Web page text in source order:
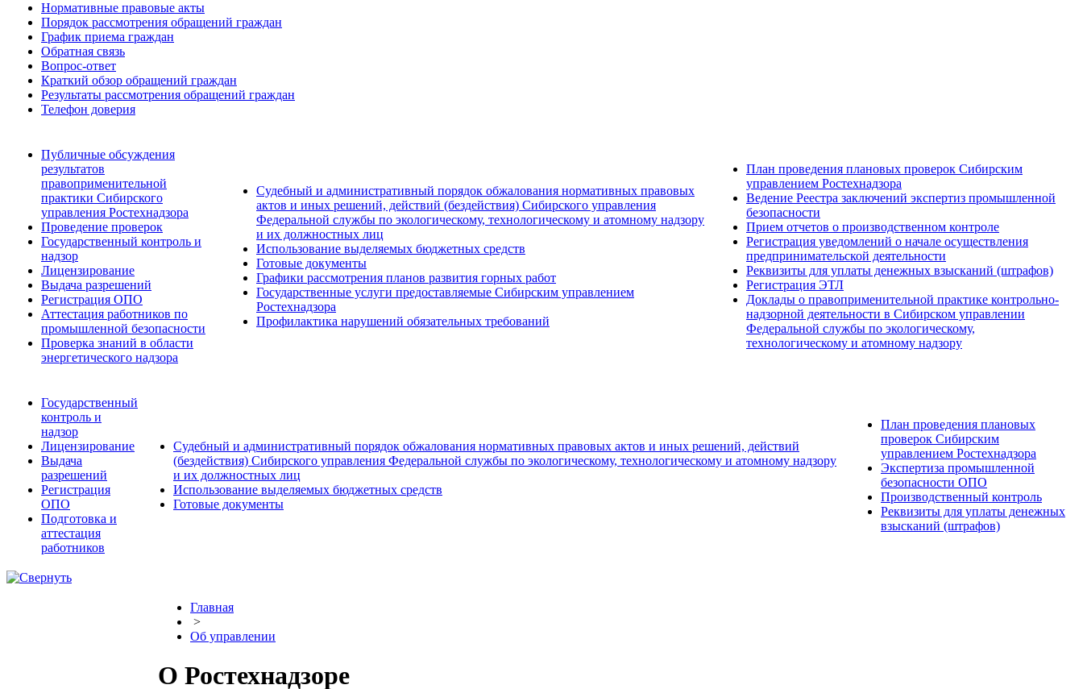
Нормативные правовые акты
Порядок рассмотрения обращений граждан
График приема граждан
Обратная связь
Вопрос-ответ
Краткий обзор обращений граждан
Результаты рассмотрения обращений граждан
Телефон доверия
Публичные обсуждения
результатов
правоприменительной
практики Сибирского
управления Ростехнадзора
Проведение проверок
Государственный контроль и
надзор
Лицензирование
Выдача разрешений
Регистрация ОПО
Аттестация работников по
промышленной безопасности
Проверка знаний в области
энергетического надзора
Судебный и административный порядок обжалования нормативных правовых
актов и иных решений, действий (бездействия) Сибирского управления
Федеральной службы по экологическому, технологическому и атомному надзору
и их должностных лиц
Использование выделяемых бюджетных средств
Готовые документы
Графики рассмотрения планов развития горных работ
Государственные услуги предоставляемые Сибирским управлением
Ростехнадзора
Профилактика нарушений обязательных требований
План проведения плановых проверок Сибирским
управлением Ростехнадзора
Ведение Реестра заключений экспертиз промышленной
безопасности
Прием отчетов о производственном контроле
Регистрация уведомлений о начале осуществления
предпринимательской деятельности
Реквизиты для уплаты денежных взысканий (штрафов)
Регистрация ЭТЛ
Доклады о правоприменительной практике контрольно-
надзорной деятельности в Сибирском управлении
Федеральной службы по экологическому,
технологическому и атомному надзору
Государственный
контроль и
надзор
Лицензирование
Выдача
разрешений
Регистрация
ОПО
Подготовка и
аттестация
работников
Судебный и административный порядок обжалования нормативных правовых актов и иных решений, действий
(бездействия) Сибирского управления Федеральной службы по экологическому, технологическому и атомному надзору
и их должностных лиц
Использование выделяемых бюджетных средств
Готовые документы
План проведения плановых
проверок Сибирским
управлением Ростехнадзора
Экспертиза промышленной
безопасности ОПО
Производственный контроль
Реквизиты для уплаты денежных
взысканий (штрафов)
Главная
>
Об управлении
О Ростехнадзоре